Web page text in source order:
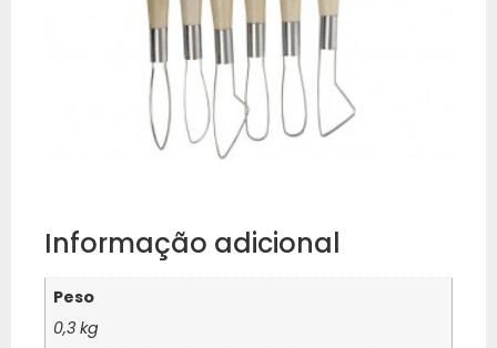
Informação adicional
Peso
0,3 kg